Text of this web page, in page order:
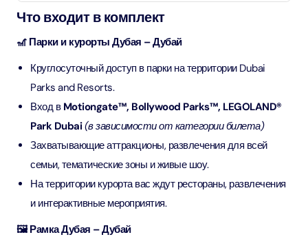
Что входит в комплект
🎢 Парки и курорты Дубая – Дубай
Круглосуточный доступ в парки на территории Dubai
Parks and Resorts.
Вход в Motiongate™, Bollywood Parks™, LEGOLAND®
Park Dubai(в зависимости от категории билета)
Захватывающие аттракционы, развлечения для всей
семьи, тематические зоны и живые шоу.
На территории курорта вас ждут рестораны, развлечения
и интерактивные мероприятия.
🖼️ Рамка Дубая – Дубай